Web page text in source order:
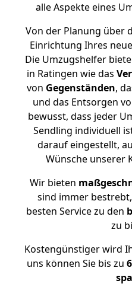
alle Aspekte eines
Von der Planung über
Einrichtung Ihres
Die Umzugshelfer
in Ratingen wie das
von Gegenständen,
und das Entsorgen
bewusst, dass jeder
Sendling individuell
darauf eingestellt,
Wünsche unserer
Wir bieten
sind immer
besten Service zu den
zu
Kostengünstiger wird
uns können Sie bis zu